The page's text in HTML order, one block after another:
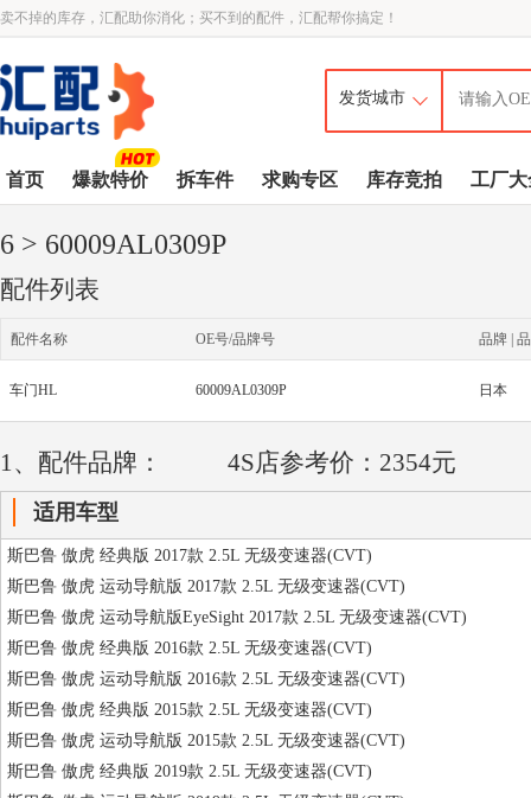
卖不掉的库存，汇配助你消化；买不到的配件，汇配帮你搞定！
首页 爆款特价 拆车件 求购专区 库存竞拍 工厂大
6 > 60009AL0309P
配件列表
配件名称 OE号/品牌号 品牌 |
车门HL 60009AL0309P 日本
1、配件品牌： 4S店参考价：2354元
适用车型
斯巴鲁 傲虎 经典版 2017款 2.5L 无级变速器(CVT)
斯巴鲁 傲虎 运动导航版 2017款 2.5L 无级变速器(CVT)
斯巴鲁 傲虎 运动导航版EyeSight 2017款 2.5L 无级变速器(CVT)
斯巴鲁 傲虎 经典版 2016款 2.5L 无级变速器(CVT)
斯巴鲁 傲虎 运动导航版 2016款 2.5L 无级变速器(CVT)
斯巴鲁 傲虎 经典版 2015款 2.5L 无级变速器(CVT)
斯巴鲁 傲虎 运动导航版 2015款 2.5L 无级变速器(CVT)
斯巴鲁 傲虎 经典版 2019款 2.5L 无级变速器(CVT)